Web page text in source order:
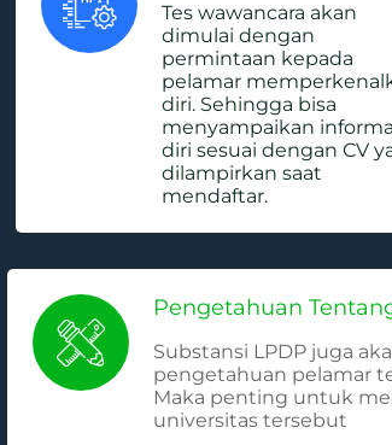
Tes wawancara akan
dimulai dengan
permintaan kepada
pelamar
diri. Sehingga bisa
menyampaikan
diri sesuai dengan CV
dilampirkan saat
mendaftar.
Pengetahuan
Substansi LPDP juga
pengetahuan pelamar
Maka penting untuk
universitas tersebut